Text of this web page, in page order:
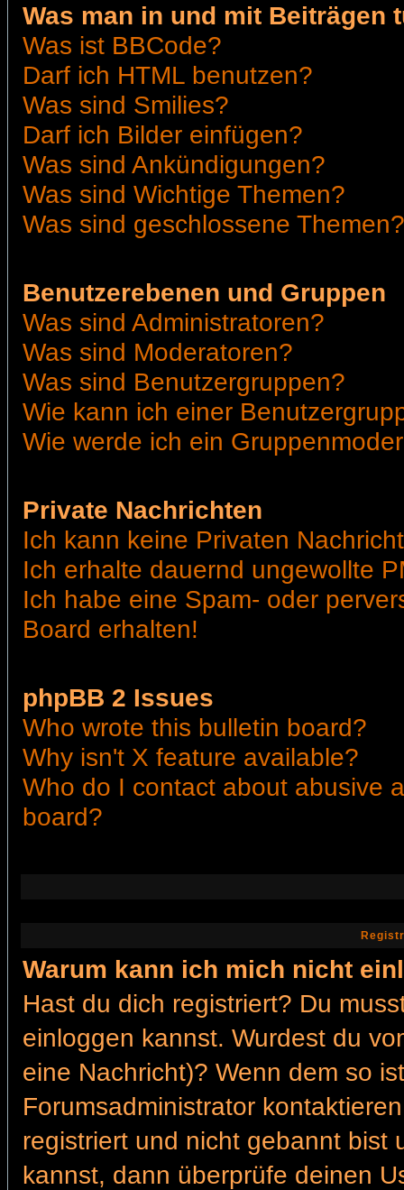
Was man in und mit Beiträgen
Was ist BBCode?
Darf ich HTML benutzen?
Was sind Smilies?
Darf ich Bilder einfügen?
Was sind Ankündigungen?
Was sind Wichtige Themen?
Was sind geschlossene Themen?
Benutzerebenen und Gruppen
Was sind Administratoren?
Was sind Moderatoren?
Was sind Benutzergruppen?
Wie kann ich einer
Wie werde ich ein
Private Nachrichten
Ich kann keine Privaten
Ich erhalte dauernd ungewollte
Ich habe eine Spam- oder
Board erhalten!
phpBB 2 Issues
Who wrote this bulletin board?
Why isn't X feature available?
Who do I contact about abusive
board?
Warum kann ich mich nicht
Hast du dich registriert? Du
einloggen kannst. Wurdest du
eine Nachricht)? Wenn dem so
Forumsadministrator
registriert und nicht gebannt bist
kannst, dann überprüfe deinen